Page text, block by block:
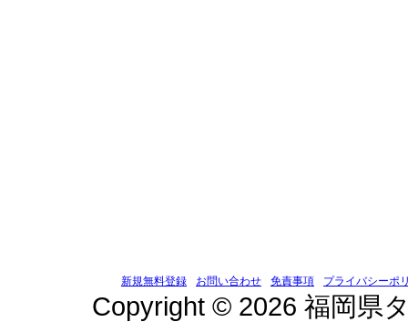
新規無料登録 お問い合わせ 免責事項 プライバシーポ
Copyright © 2026 福岡県